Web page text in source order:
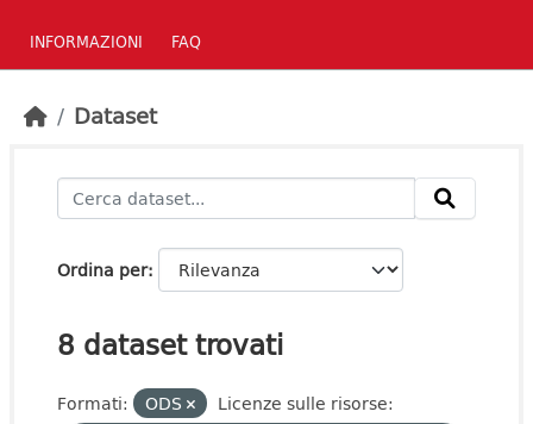
INFORMAZIONI FAQ
Dataset
Ordina per
8 dataset trovati
Formati: ODS
Licenze sulle risorse: